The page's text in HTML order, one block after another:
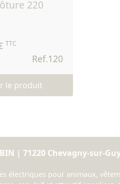
TTC
Ref.120
le produit
| 71220 Chevagny-sur-
électriques pour animaux,